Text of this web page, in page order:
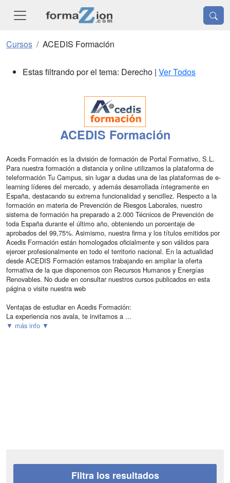
Cursos ACEDIS Formación
Estas filtrando por el tema: Derecho | Ver Todos
ACEDIS Formación
Acedis Formación es la división de formación de Portal Formativo, S.L.
Para nuestra formación a distancia y online utilizamos la plataforma de
teleformación Tu Campus, sin lugar a dudas una de las plataformas de e-
learning líderes del mercado, y además desarrollada íntegramente en
España, destacando su extrema funcionalidad y sencillez. Respecto a la
formación en materia de Prevención de Riesgos Laborales, nuestro
sistema de formación ha preparado a 2.000 Técnicos de Prevención de
toda España durante el último año, obteniendo un porcentaje de
aprobados del 99,75%. Asimismo, nuestra firma y los títulos emitidos por
Acedis Formación están homologados oficialmente y son válidos para
ejercer profesionalmente en todo el territorio nacional. En la actualidad
desde ACEDIS Formación estamos trabajando en ampliar la oferta
formativa de la que disponemos con Recursos Humanos y Energías
Renovables. No dude en consultar nuestros cursos publicados en esta
página o visite nuestra web
Ventajas de estudiar en Acedis Formación:
La experiencia nos avala, te invitamos a ...
▼ más info ▼
Filtra los resultados